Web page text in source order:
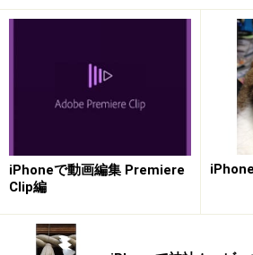
また、AVCHDディスクとして出力
ンダリング機能が有効になります。
は、映像全体をエンコード（ファ
iPhoneで動画編集 Premiere
Clip編